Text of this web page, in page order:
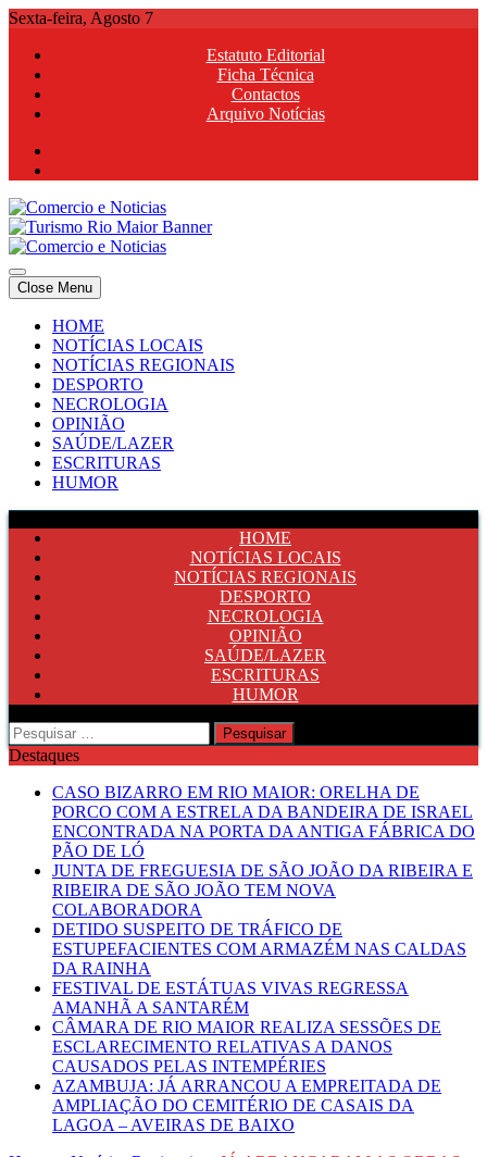
Skip
content
Sexta-feira, Agosto 7
Estatuto Editorial
Ficha Técnica
Contactos
Arquivo Notícias
Comercio e Noticias
Notícias e Publicidade Online
Comercio e Noticias
Notícias e Publicidade Online
Close Menu
HOME
NOTÍCIAS LOCAIS
NOTÍCIAS REGIONAIS
DESPORTO
NECROLOGIA
OPINIÃO
SAÚDE/LAZER
ESCRITURAS
HUMOR
HOME
NOTÍCIAS LOCAIS
NOTÍCIAS REGIONAIS
DESPORTO
NECROLOGIA
OPINIÃO
SAÚDE/LAZER
ESCRITURAS
HUMOR
Pesquisar
por:
Destaques
CASO BIZARRO EM RIO MAIOR: ORELHA DE
PORCO COM A ESTRELA DA BANDEIRA DE ISRAEL
ENCONTRADA NA PORTA DA ANTIGA FÁBRICA DO
PÃO DE LÓ
JUNTA DE FREGUESIA DE SÃO JOÃO DA RIBEIRA E
RIBEIRA DE SÃO JOÃO TEM NOVA
COLABORADORA
DETIDO SUSPEITO DE TRÁFICO DE
ESTUPEFACIENTES COM ARMAZÉM NAS CALDAS
DA RAINHA
FESTIVAL DE ESTÁTUAS VIVAS REGRESSA
AMANHÃ A SANTARÉM
CÂMARA DE RIO MAIOR REALIZA SESSÕES DE
ESCLARECIMENTO RELATIVAS A DANOS
CAUSADOS PELAS INTEMPÉRIES
AZAMBUJA: JÁ ARRANCOU A EMPREITADA DE
AMPLIAÇÃO DO CEMITÉRIO DE CASAIS DA
LAGOA – AVEIRAS DE BAIXO